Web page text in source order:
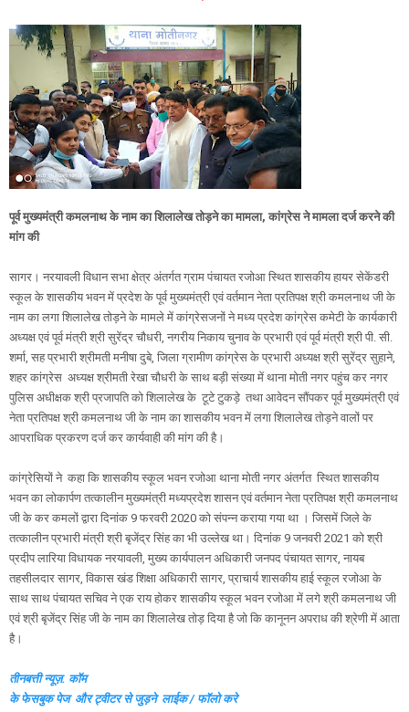
पूर्व मुख्यमंत्री कमलनाथ के नाम का शिलालेख तोड़ने का मामला, कांग्रेस ने मामला दर्ज करने की
मांग की
सागर। नरयावली विधान सभा क्षेत्र अंतर्गत ग्राम पंचायत रजोआ स्थित शासकीय हायर सेकेंडरी
स्कूल के शासकीय भवन में प्रदेश के पूर्व मुख्यमंत्री एवं वर्तमान नेता प्रतिपक्ष श्री कमलनाथ जी के
नाम का लगा शिलालेख तोड़ने के मामले में कांग्रेसजनों ने मध्य प्रदेश कांग्रेस कमेटी के कार्यकारी
अध्यक्ष एवं पूर्व मंत्री श्री सुरेंद्र चौधरी, नगरीय निकाय चुनाव के प्रभारी एवं पूर्व मंत्री श्री पी. सी.
शर्मा, सह प्रभारी श्रीमती मनीषा दुबे, जिला ग्रामीण कांग्रेस के प्रभारी अध्यक्ष श्री सुरेंद्र सुहाने,
शहर कांग्रेस अध्यक्ष श्रीमती रेखा चौधरी के साथ बड़ी संख्या में थाना मोती नगर पहुंच कर नगर
पुलिस अधीक्षक श्री प्रजापति को शिलालेख के टूटे टुकड़े तथा आवेदन सौंपकर पूर्व मुख्यमंत्री एवं
नेता प्रतिपक्ष श्री कमलनाथ जी के नाम का शासकीय भवन में लगा शिलालेख तोड़ने वालों पर
आपराधिक प्रकरण दर्ज कर कार्यवाही की मांग की है।
कांग्रेसियों ने कहा कि शासकीय स्कूल भवन रजोआ थाना मोती नगर अंतर्गत स्थित शासकीय
भवन का लोकार्पण तत्कालीन मुख्यमंत्री मध्यप्रदेश शासन एवं वर्तमान नेता प्रतिपक्ष श्री कमलनाथ
जी के कर कमलों द्वारा दिनांक 9 फरवरी 2020 को संपन्न कराया गया था । जिसमें जिले के
तत्कालीन प्रभारी मंत्री श्री बृजेंद्र सिंह का भी उल्लेख था। दिनांक 9 जनवरी 2021 को श्री
प्रदीप लारिया विधायक नरयावली, मुख्य कार्यपालन अधिकारी जनपद पंचायत सागर, नायब
तहसीलदार सागर, विकास खंड शिक्षा अधिकारी सागर, प्राचार्य शासकीय हाई स्कूल रजोआ के
साथ साथ पंचायत सचिव ने एक राय होकर शासकीय स्कूल भवन रजोआ में लगे श्री कमलनाथ जी
एवं श्री बृजेंद्र सिंह जी के नाम का शिलालेख तोड़ दिया है जो कि कानूनन अपराध की श्रेणी में आता
है।
तीनबत्ती न्यूज़. कॉम
के फेसबुक पेज और ट्वीटर से जुड़ने लाईक / फॉलो करे